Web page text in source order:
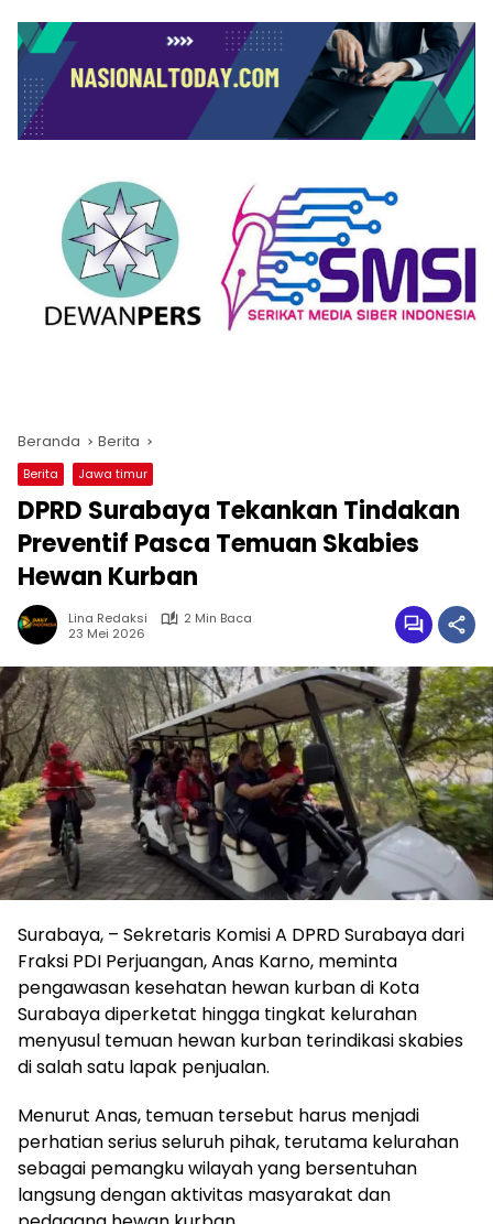
Beranda Berita
Berita Jawa timur
DPRD Surabaya Tekankan Tindakan
Preventif Pasca Temuan Skabies
Hewan Kurban
Lina Redaksi
2 Min Baca
23 Mei 2026
Surabaya, – Sekretaris Komisi A DPRD Surabaya dari
Fraksi PDI Perjuangan, Anas Karno, meminta
pengawasan kesehatan hewan kurban di Kota
Surabaya diperketat hingga tingkat kelurahan
menyusul temuan hewan kurban terindikasi skabies
di salah satu lapak penjualan.
Menurut Anas, temuan tersebut harus menjadi
perhatian serius seluruh pihak, terutama kelurahan
sebagai pemangku wilayah yang bersentuhan
langsung dengan aktivitas masyarakat dan